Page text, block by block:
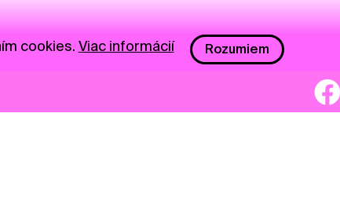
cookies. Viac informácií Rozumiem